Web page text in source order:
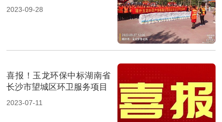
利
2023-09-28
喜报！玉龙环保中标湖南省
长沙市望城区环卫服务项目
2023-07-11